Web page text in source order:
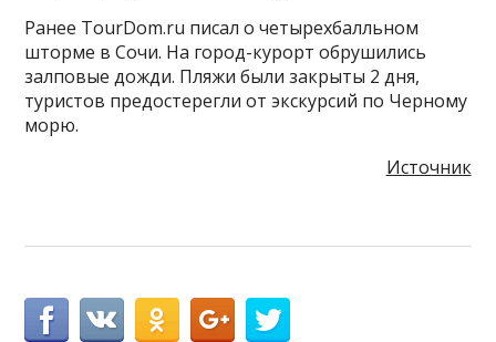
Ранее TourDom.ru писал о четырехбалльном
шторме в Сочи. На город-курорт обрушились
залповые дожди. Пляжи были закрыты 2 дня,
туристов предостерегли от экскурсий по Черному
морю.
Источник